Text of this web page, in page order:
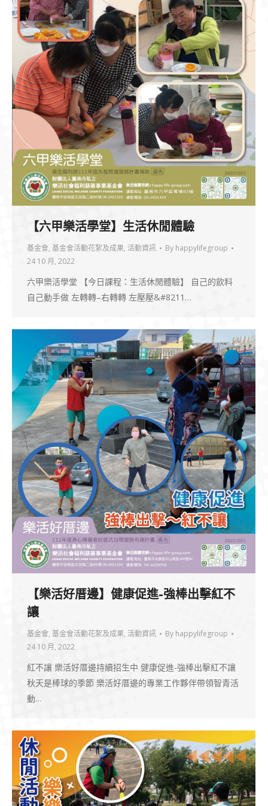
【六甲樂活學堂】生活休閒體驗
基金會, 基金會活動花絮及成果, 活動資訊 By happylifegroup
24 10 月, 2022
六甲樂活學堂 【今日課程：生活休閒體驗】 自己的飲料
自己動手做 左轉轉–右轉轉 左壓壓&#8211…
【樂活好厝邊】健康促進-強棒出擊紅不
讓
基金會, 基金會活動花絮及成果, 活動資訊 By happylifegroup
24 10 月, 2022
紅不讓 樂活好厝邊持續招生中 健康促進-強棒出擊紅不讓
秋天是棒球的季節 樂活好厝邊的專業工作夥伴帶領智青活
動…